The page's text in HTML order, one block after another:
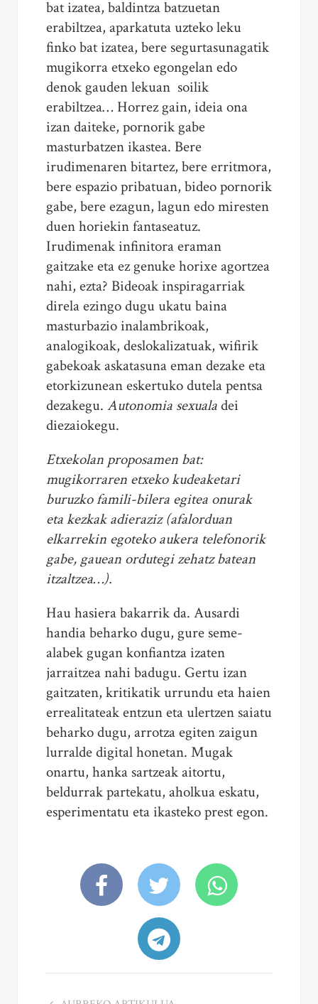
bat izatea, baldintza batzuetan
erabiltzea, aparkatuta uzteko leku
finko bat izatea, bere segurtasunagatik
mugikorra etxeko egongelan edo
denok gauden lekuan soilik
erabiltzea… Horrez gain, ideia ona
izan daiteke, pornorik gabe
masturbatzen ikastea. Bere
irudimenaren bitartez, bere erritmora,
bere espazio pribatuan, bideo pornorik
gabe, bere ezagun, lagun edo miresten
duen horiekin fantaseatuz.
Irudimenak infinitora eraman
gaitzake eta ez genuke horixe agortzea
nahi, ezta? Bideoak inspiragarriak
direla ezingo dugu ukatu baina
masturbazio inalambrikoak,
analogikoak, deslokalizatuak, wifirik
gabekoak askatasuna eman dezake eta
etorkizunean eskertuko dutela pentsa
dezakegu. Autonomia sexualadei
diezaiokegu.
Etxekolan proposamen bat:
mugikorraren etxeko kudeaketari
buruzko famili-bilera egitea onurak
eta kezkak adieraziz (afalorduan
elkarrekin egoteko aukera telefonorik
gabe, gauean ordutegi zehatz batean
itzaltzea…).
Hau hasiera bakarrik da. Ausardi
handia beharko dugu, gure seme-
alabek gugan konfiantza izaten
jarraitzea nahi badugu. Gertu izan
gaitzaten, kritikatik urrundu eta haien
errealitateak entzun eta ulertzen saiatu
beharko dugu, arrotza egiten zaigun
lurralde digital honetan. Mugak
onartu, hanka sartzeak aitortu,
beldurrak partekatu, aholkua eskatu,
esperimentatu eta ikasteko prest egon.